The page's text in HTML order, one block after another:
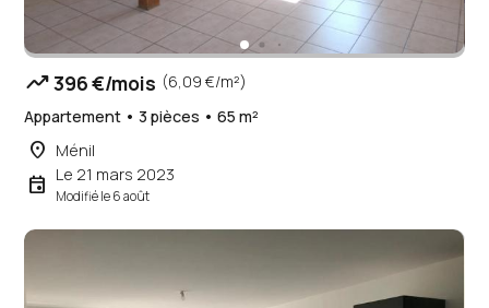
trending_up396 €/mois (6,09 €/m²)
Appartement • 3 pièces • 65 m²
place Ménil
event Le 21 mars 2023
Modifié le 6 août